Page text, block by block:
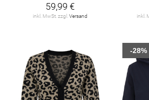
59,99 €
inkl. MwSt. zzgl. Versand inkl.
-28%